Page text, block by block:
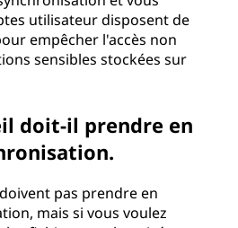
utilisateur disposent de
empêcher l'accès non
sensibles stockées sur
doit-il prendre en
pas prendre en
mais si vous voulez